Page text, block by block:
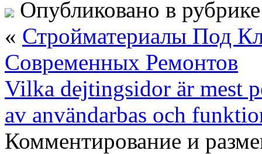
Опубликовано в
« Стройматериалы Под
Современных Ремонтов
Vilka dejtingsidor är mest
av användarbas och
Комментирование и